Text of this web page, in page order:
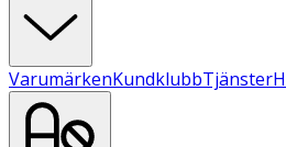
VarumärkenKundklubbTjänster